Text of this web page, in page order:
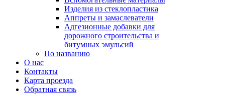
Изделия из стеклопластика
Аппреты и замаслеватели
Адгезионные добавки для
дорожного строительства и
битумных эмульсий
По названию
О нас
Контакты
Карта проезда
Обратная связь